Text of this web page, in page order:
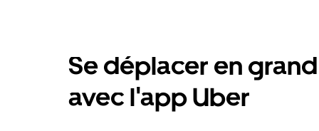
Se déplacer en
avec l'app Uber